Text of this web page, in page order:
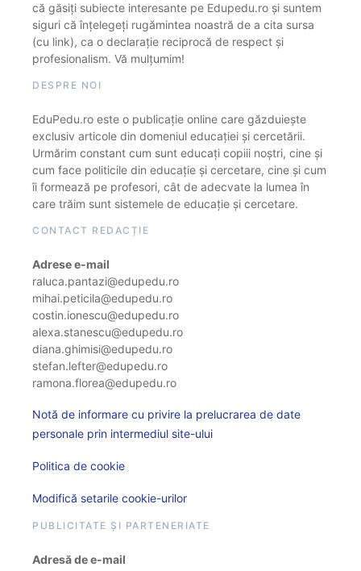
că găsiți subiecte interesante pe Edupedu.ro și suntem
siguri că înțelegeți rugămintea noastră de a cita sursa
(cu link), ca o declarație reciprocă de respect și
profesionalism. Vă mulțumim!
DESPRE NOI
EduPedu.ro este o publicație online care găzduiește
exclusiv articole din domeniul educației și cercetării.
Urmărim constant cum sunt educați copiii noștri, cine și
cum face politicile din educație și cercetare, cine și cum
îi formează pe profesori, cât de adecvate la lumea în
care trăim sunt sistemele de educație și cercetare.
CONTACT REDACȚIE
Adrese e-mail
raluca.pantazi@edupedu.ro
mihai.peticila@edupedu.ro
costin.ionescu@edupedu.ro
alexa.stanescu@edupedu.ro
diana.ghimisi@edupedu.ro
stefan.lefter@edupedu.ro
ramona.florea@edupedu.ro
Notă de informare cu privire la prelucrarea de date
personale prin intermediul site-ului
Politica de cookie
Modifică setarile cookie-urilor
PUBLICITATE ȘI PARTENERIATE
Adresă de e-mail